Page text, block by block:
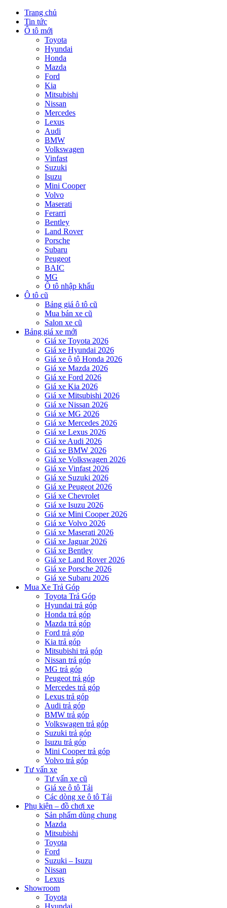
Trang chủ
Tin tức
Ô tô mới
Toyota
Hyundai
Honda
Mazda
Ford
Kia
Mitsubishi
Nissan
Mercedes
Lexus
Audi
BMW
Volkswagen
Vinfast
Suzuki
Isuzu
Mini Cooper
Volvo
Maserati
Ferarri
Bentley
Land Rover
Porsche
Subaru
Peugeot
BAIC
MG
Ô tô nhập khẩu
Ô tô cũ
Bảng giá ô tô cũ
Mua bán xe cũ
Salon xe cũ
Bảng giá xe mới
Giá xe Toyota 2026
Giá xe Hyundai 2026
Giá xe ô tô Honda 2026
Giá xe Mazda 2026
Giá xe Ford 2026
Giá xe Kia 2026
Giá xe Mitsubishi 2026
Giá xe Nissan 2026
Giá xe MG 2026
Giá xe Mercedes 2026
Giá xe Lexus 2026
Giá xe Audi 2026
Giá xe BMW 2026
Giá xe Volkswagen 2026
Giá xe Vinfast 2026
Giá xe Suzuki 2026
Giá xe Peugeot 2026
Giá xe Chevrolet
Giá xe Isuzu 2026
Giá xe Mini Cooper 2026
Giá xe Volvo 2026
Giá xe Maserati 2026
Giá xe Jaguar 2026
Giá xe Bentley
Giá xe Land Rover 2026
Giá xe Porsche 2026
Giá xe Subaru 2026
Mua Xe Trả Góp
Toyota Trả Góp
Hyundai trả góp
Honda trả góp
Mazda trả góp
Ford trả góp
Kia trả góp
Mitsubishi trả góp
Nissan trả góp
MG trả góp
Peugeot trả góp
Mercedes trả góp
Lexus trả góp
Audi trả góp
BMW trả góp
Volkswagen trả góp
Suzuki trả góp
Isuzu trả góp
Mini Cooper trả góp
Volvo trả góp
Tư vấn xe
Tư vấn xe cũ
Giá xe ô tô Tải
Các dòng xe ô tô Tải
Phụ kiện – đồ chơi xe
Sản phẩm dùng chung
Mazda
Mitsubishi
Toyota
Ford
Suzuki – Isuzu
Nissan
Lexus
Showroom
Toyota
Hyundai